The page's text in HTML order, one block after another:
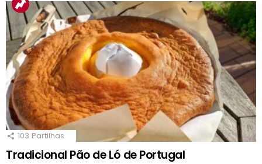
103 Partilhas
Tradicional Pão de Ló de Portugal